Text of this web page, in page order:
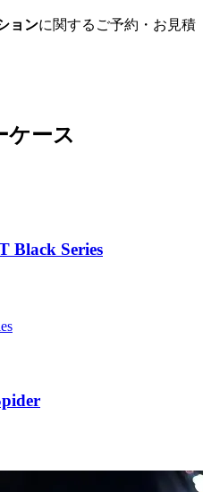
ョンに関するご予約・お見積
ケース
Black Series